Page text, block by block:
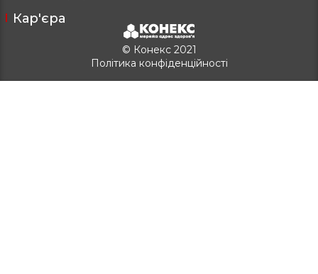
Кар'єра
© Конекс 2021
Політика конфіденційності